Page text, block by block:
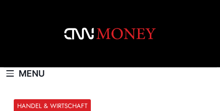
MENU
HANDEL & WIRTSCHAFT